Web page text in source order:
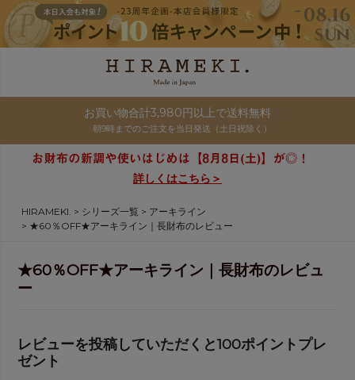
お買い物合計3,980円以上で送料無料
朝9時までのご注文を当日発送（土日祝除く）
詳しくはこちら＞
HIRAMEKI. シリーズ一覧
アーキライン
★60％OFF★アーキライン｜長財布のレビュー
★60％OFF★アーキライン｜長財布のレビュ
ー
レビューを投稿していただくと100ポイントプレ
ゼント